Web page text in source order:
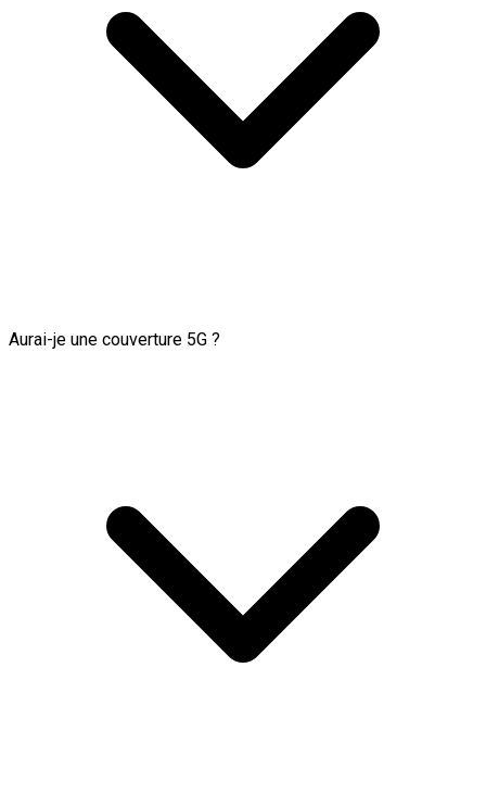
Aurai-je une couverture 5G ?